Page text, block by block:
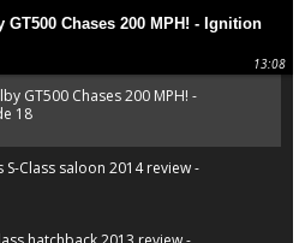
GT500 Chases 200 MPH! - Ignition
13:08
GT500 Chases 200 MPH! -
18
S-Class saloon 2014 review -